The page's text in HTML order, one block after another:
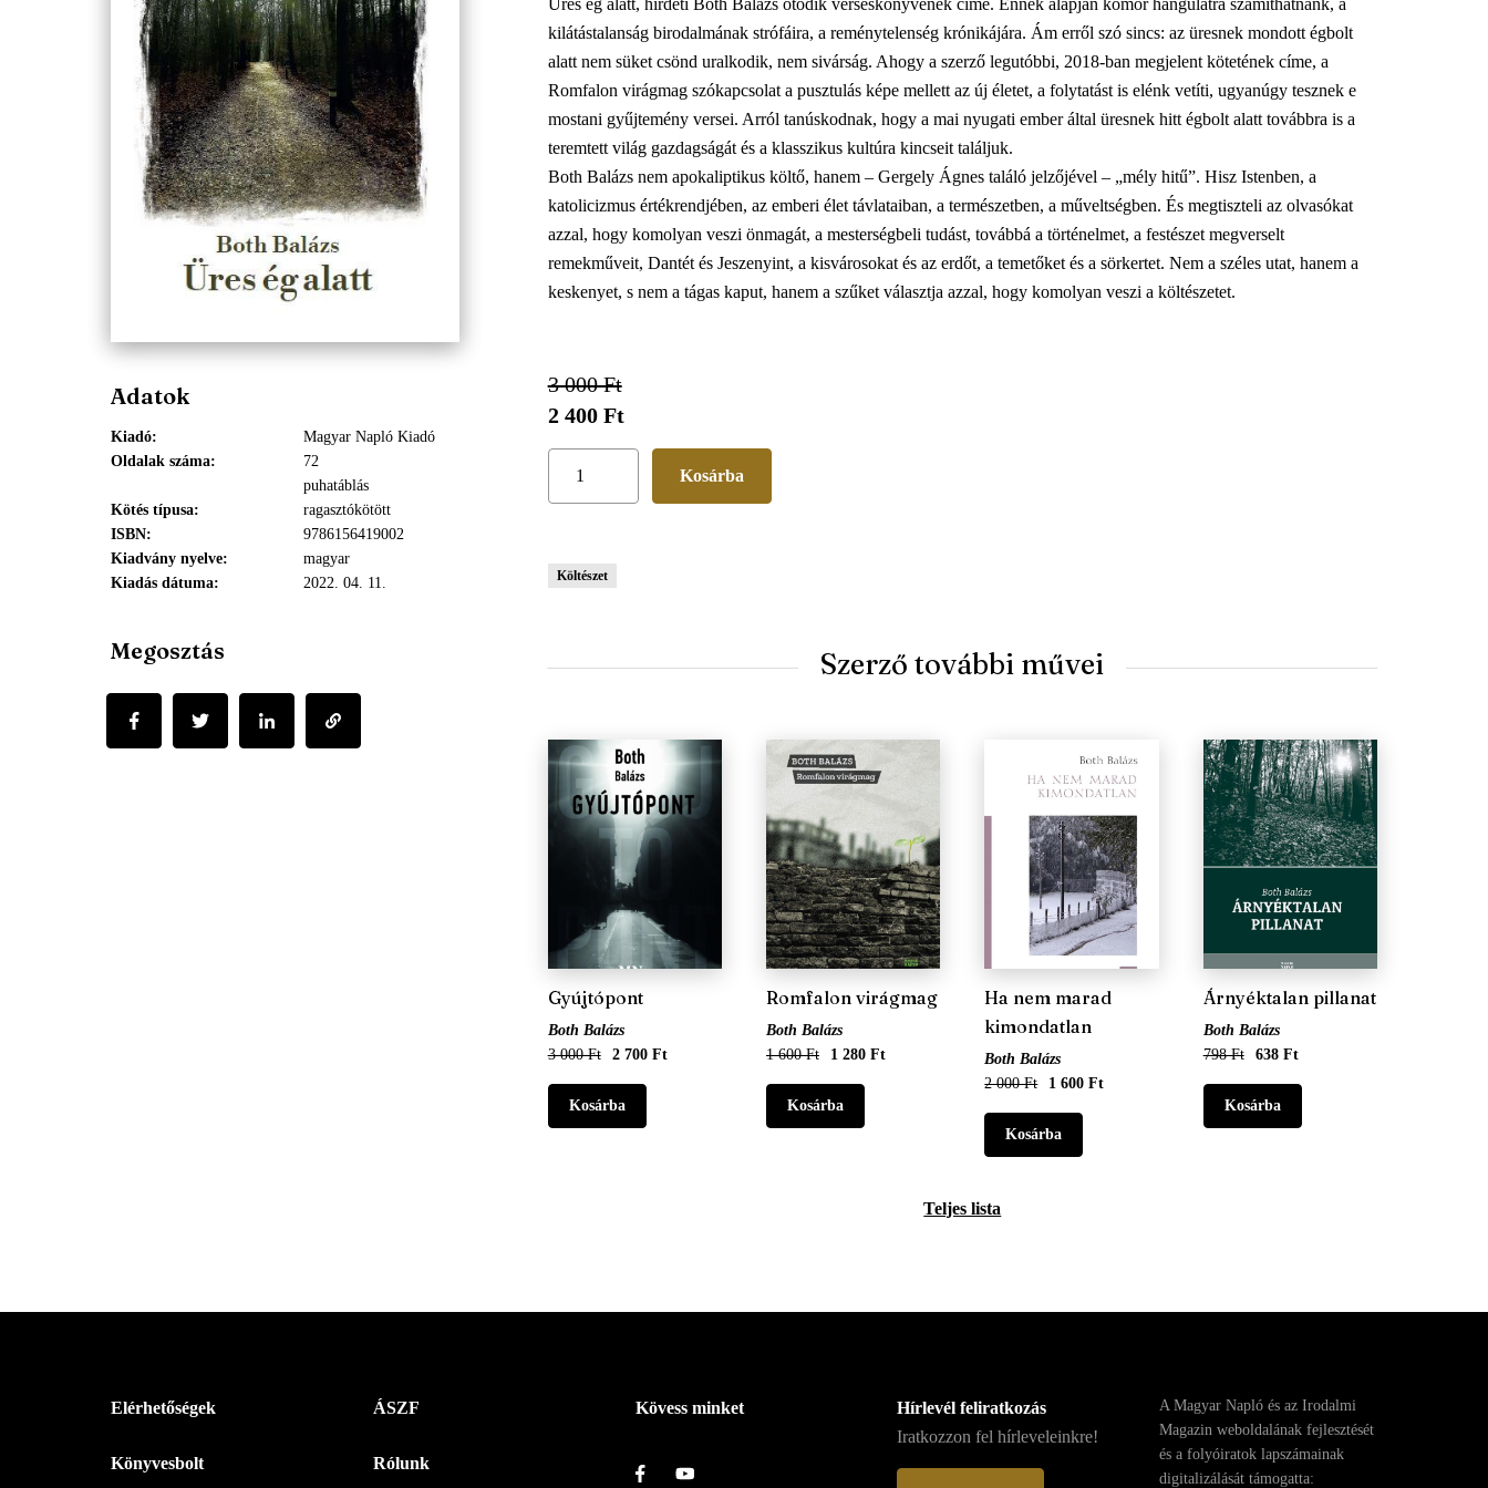
Üres ég alatt, hirdeti Both Balázs ötödik verseskönyvének címe. Ennek alapján komor hangulatra számíthatnánk, a
kilátástalanság birodalmának strófáira, a reménytelenség krónikájára. Ám erről szó sincs: az üresnek mondott égbolt
alatt nem süket csönd uralkodik, nem sivárság. Ahogy a szerző legutóbbi, 2018-ban megjelent kötetének címe, a
Romfalon virágmag szókapcsolat a pusztulás képe mellett az új életet, a folytatást is elénk vetíti, ugyanúgy tesznek e
mostani gyűjtemény versei. Arról tanúskodnak, hogy a mai nyugati ember által üresnek hitt égbolt alatt továbbra is a
teremtett világ gazdagságát és a klasszikus kultúra kincseit találjuk.
Both Balázs nem apokaliptikus költő, hanem – Gergely Ágnes találó jelzőjével – „mély hitű”. Hisz Istenben, a
katolicizmus értékrendjében, az emberi élet távlataiban, a természetben, a műveltségben. És megtiszteli az olvasókat
azzal, hogy komolyan veszi önmagát, a mesterségbeli tudást, továbbá a történelmet, a festészet megverselt
remekműveit, Dantét és Jeszenyint, a kisvárosokat és az erdőt, a temetőket és a sörkertet. Nem a széles utat, hanem a
keskenyet, s nem a tágas kaput, hanem a szűket választja azzal, hogy komolyan veszi a költészetet.
3 000 Ft
2 400 Ft
Költészet
Szerző további művei
Gyújtópont
Both Balázs
3 000 Ft
2 700 Ft
Romfalon virágmag
Both Balázs
1 600 Ft
1 280 Ft
Ha nem marad
kimondatlan
Both Balázs
2 000 Ft
1 600 Ft
Árnyéktalan pillanat
Both Balázs
798 Ft
638 Ft
Teljes lista
Adatok
Kiadó
Magyar Napló Kiadó
Oldalak száma
72
Kötés típusa
puhatáblás
ragasztókötött
ISBN
9786156419002
Kiadvány nyelve
magyar
Kiadás dátuma
2022. 04. 11.
Megosztás
Menü
Magyar
Elérhetőségek
Könyvesbolt
ÁSZF
Rólunk
Kövess minket
Hírlevél feliratkozás
Iratkozzon fel hírleveleinkre!
A Magyar Napló és az Irodalmi
Magazin weboldalának fejlesztését
és a folyóiratok lapszámainak
digitalizálását támogatta: